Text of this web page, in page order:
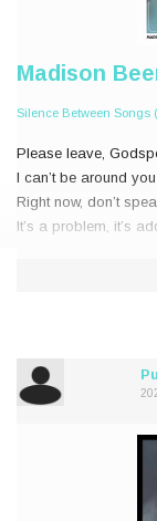
Madison
Silence Between Songs
Please leave,
I can’t be around you
Right now, don’t
It’s a problem, it’s
Lay me d